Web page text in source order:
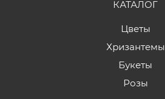
КАТАЛОГ
Цветы
Хризантемы
Букеты
Розы